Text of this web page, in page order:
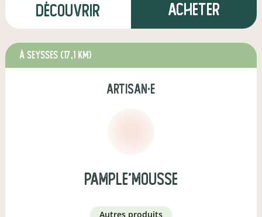
Découvrir Acheter
à Seysses (17,1 km)
artisan·e
Pample'Mousse
autres produits